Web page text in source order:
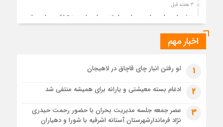
3 هفته قبل
جشنواره ملی چای، حمایت از لاهیجان یا هزینه‌تراشی برای چای
ایرانی!؟
4 هفته قبل
4 هفته قبل
رئوف
تصاویر هوایی مراسم تشییع پیکر مطهر آقای شهید ایران – مشهد
اخبار مهم
1 لو رفتن انبار چای قاچاق در لاهیجان
2 ادغام بسته معیشتی و یارانه برای همیشه منتفی شد
3
عصر جمعه جلسه مدیریت بحران با حضور رحمت حیدری
نژاد فرماندارشهرستان آستانه اشرفیه با شورا و دهیاران